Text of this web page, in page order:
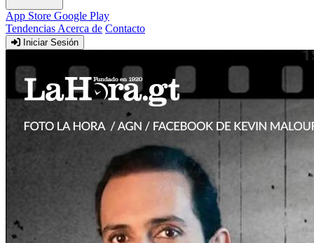
App Store Google Play
Tendencias Acerca de Contacto
Iniciar Sesión